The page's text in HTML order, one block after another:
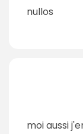
nullos
moi aussi